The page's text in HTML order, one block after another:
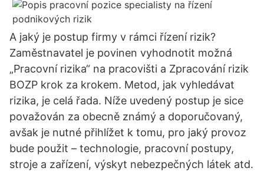
A jaký je postup firmy v rámci řízení rizik?
Zaměstnavatel je povinen vyhodnotit možná
„Pracovní rizika“ na pracovišti a Zpracování rizik
BOZP krok za krokem. Metod, jak vyhledávat
rizika, je celá řada. Níže uvedený postup je sice
považován za obecně známý a doporučovaný,
avšak je nutné přihlížet k tomu, pro jaký provoz
bude použit – technologie, pracovní postupy,
stroje a zařízení, výskyt nebezpečných látek atd.